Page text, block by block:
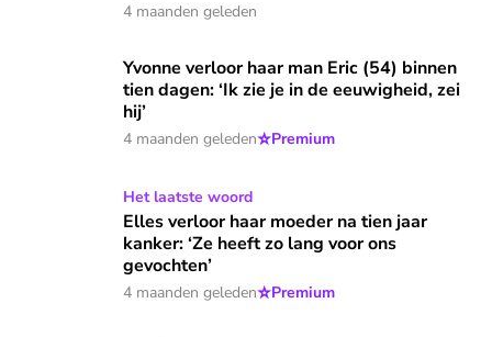
4 maanden geleden
Yvonne verloor haar man Eric (54) binnen tien dagen: ‘Ik
Yvonne verloor haar man Eric (54) binnen
tien dagen: ‘Ik zie je in de eeuwigheid, zei
hij’
4 maanden geleden⭐Premium
Elles verloor haar moeder na tien jaar kanker: ‘Ze heeft zo
Het laatste woord
Elles verloor haar moeder na tien jaar
kanker: ‘Ze heeft zo lang voor ons
gevochten’
4 maanden geleden⭐Premium